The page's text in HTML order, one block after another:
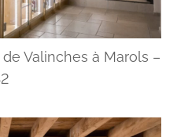
Valinches à Marols –